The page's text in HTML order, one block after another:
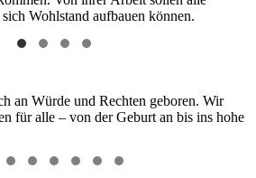
Wohlstand aufbauen können.
an Würde und Rechten geboren. Wir
für alle – von der Geburt an bis ins hohe